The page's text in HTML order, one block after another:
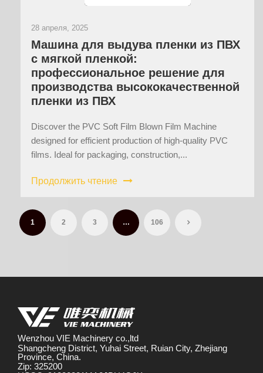
28 апреля, 2025
Машина для выдува пленки из ПВХ
с мягкой пленкой:
профессиональное решение для
производства высококачественной
пленки из ПВХ
Discover the PVC Soft Film Blown Film Machine
designed for efficient production of high-quality PVC
films. Ideal for packaging, construction,...
Продолжить чтение
1 2 3 … 106
Wenzhou VIE Machinery co.,ltd
Shangcheng District, Yuhai Street, Ruian City, Zhejiang
Province, China.
Zip: 325200